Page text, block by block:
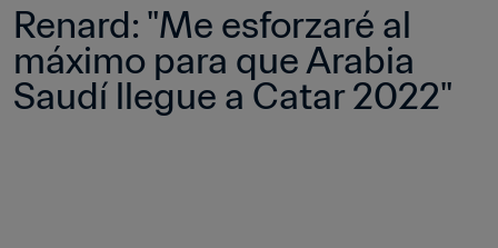
Renard: "Me esforzaré al
máximo para que Arabia
Saudí llegue a Catar 2022"